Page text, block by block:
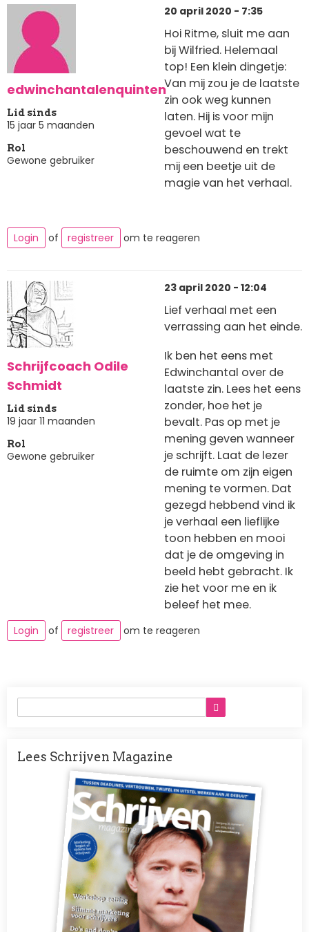
edwinchantalenquinten
Lid sinds
15 jaar 5 maanden
Rol
Gewone gebruiker
20 april 2020 - 7:35
Hoi Ritme, sluit me aan
bij Wilfried. Helemaal
top! Een klein dingetje:
Van mij zou je de laatste
zin ook weg kunnen
laten. Hij is voor mijn
gevoel wat te
beschouwend en trekt
mij een beetje uit de
magie van het verhaal.
Login of registreer om te reageren
Schrijfcoach Odile
Schmidt
Lid sinds
19 jaar 11 maanden
Rol
Gewone gebruiker
23 april 2020 - 12:04
Lief verhaal met een
verrassing aan het einde.
Ik ben het eens met
Edwinchantal over de
laatste zin. Lees het eens
zonder, hoe het je
bevalt. Pas op met je
mening geven wanneer
je schrijft. Laat de lezer
de ruimte om zijn eigen
mening te vormen. Dat
gezegd hebbend vind ik
je verhaal een lieflijke
toon hebben en mooi
dat je de omgeving in
beeld hebt gebracht. Ik
zie het voor me en ik
beleef het mee.
Login of registreer om te reageren
Lees Schrijven Magazine
Afbeelding